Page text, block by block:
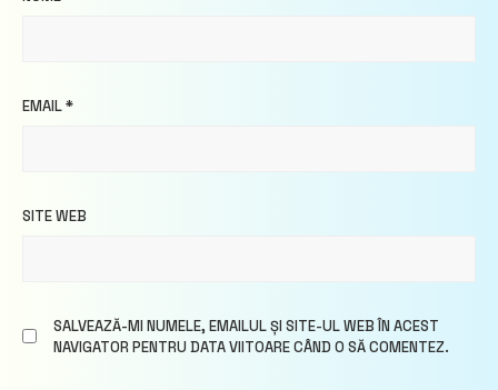
EMAIL*
SITE WEB
SALVEAZĂ-MI NUMELE, EMAILUL ȘI SITE-UL WEB ÎN ACEST
NAVIGATOR PENTRU DATA VIITOARE CÂND O SĂ COMENTEZ.